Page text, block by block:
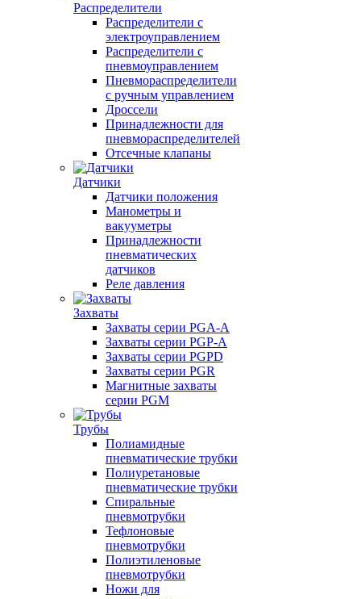
Распределители
Распределители с
электроуправлением
Распределители с
пневмоуправлением
Пневмораспределители
с ручным управлением
Дроссели
Принадлежности для
пневмораспределителей
Отсечные клапаны
Датчики
Датчики положения
Манометры и
вакууметры
Принадлежности
пневматических
датчиков
Реле давления
Захваты
Захваты серии PGA-A
Захваты серии PGP-A
Захваты серии PGPD
Захваты серии PGR
Магнитные захваты
серии PGM
Трубы
Полиамидные
пневматические трубки
Полиуретановые
пневматические трубки
Спиральные
пневмотрубки
Тефлоновые
пневмотрубки
Полиэтиленовые
пневмотрубки
Ножи для